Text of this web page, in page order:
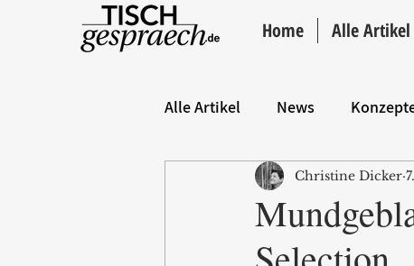
Home Alle Artikel
Alle Artikel News
Hintergrund ANZEIGE
Christine Dicker